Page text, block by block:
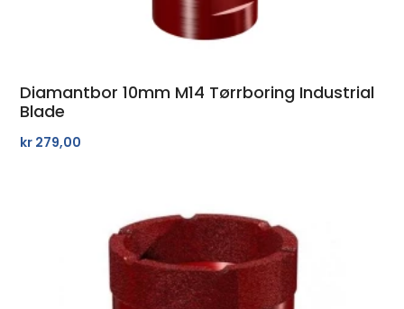
Diamantbor 10mm M14 Tørrboring Industrial
Blade
kr 279,00